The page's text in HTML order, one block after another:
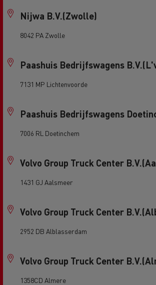
Nijwa B.V.(Zwolle)
8042 PA Zwolle
Paashuis Bedrijfswagens
7131 MP Lichtenvoorde
Paashuis Bedrijfswagens
7006 RL Doetinchem
Volvo Group Truck Center
1431 GJ Aalsmeer
Volvo Group Truck Center
2952 DB Alblasserdam
Volvo Group Truck Center
1358CD Almere